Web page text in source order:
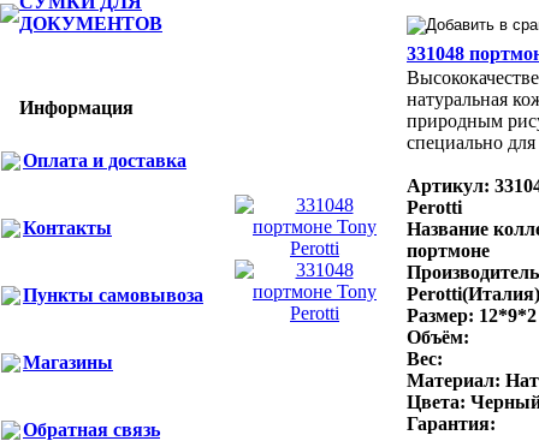
ДОКУМЕНТОВ
Информация
Оплата и доставка
Контакты
Пункты самовывоза
Магазины
Обратная связь
331048
натуральная
природным
специально
Артикул:
Perotti
Название
портмоне
Perotti(Италия)
Размер: 12*9*2
Объём:
Вес:
Материал:
Цвета:
Гарантия: